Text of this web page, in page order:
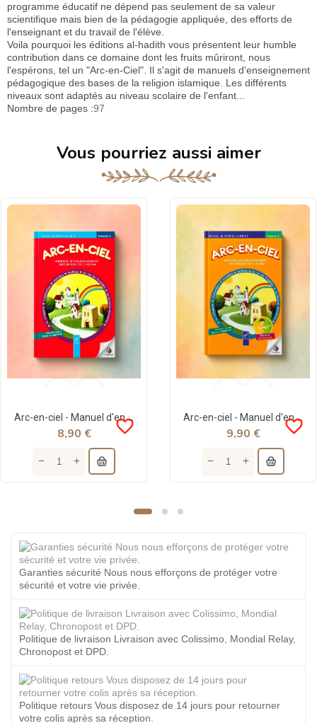
programme éducatif ne dépend pas seulement de sa valeur
scientifique mais bien de la pédagogie appliquée, des efforts de
l'enseignant et du travail de l'élève.
Voila pourquoi les éditions al-hadith vous présentent leur humble
contribution dans ce domaine dont les fruits mûriront, nous
l'espérons, tel un "Arc-en-Ciel". Il s'agit de manuels d'enseignement
pédagogique des bases de la religion islamique. Les différents
niveaux sont adaptés au niveau scolaire de l'enfant...
Nombre de pages :97
Vous pourriez aussi aimer
Arc-en-ciel - Manuel d'enseignement des bases de l'islam - Volume 1 - al-Hadith
favorite_border
8,90 €
Arc-en-ciel - Manuel d'enseignement des bases de l'islam - Volume 2 - al Hadith
favorite_border
9,90 €
Garanties sécurité Nous nous efforçons de protéger votre
sécurité et votre vie privée.
Politique de livraison Livraison avec Colissimo, Mondial Relay,
Chronopost et DPD.
Politique retours Vous disposez de 14 jours pour retourner
votre colis après sa réception.